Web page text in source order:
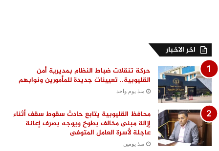
اخر الاخبار
حركة تنقلات ضباط النظام بمديرية أمن
القليوبية.. تعيينات جديدة للمأمورين ونوابهم
منذ يوم واحد
محافظ القليوبية يتابع حادث سقوط سقف أثناء
إزالة مبنى مخالف بطوخ ويوجه بصرف إعانة
عاجلة لأسرة العامل المتوفى
منذ يومين